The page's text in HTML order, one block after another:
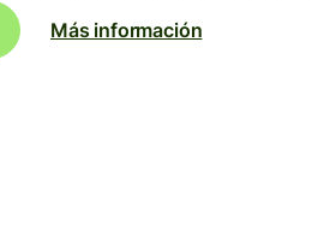
Más información